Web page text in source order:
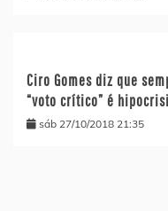
Ciro Gomes diz que
“voto crítico” é
sáb 27/10/2018 21:35